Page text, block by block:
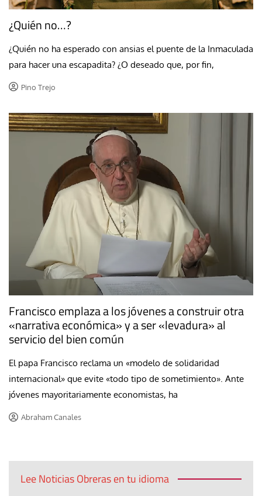
¿Quién no…?
¿Quién no ha esperado con ansias el puente de la Inmaculada
para hacer una escapadita? ¿O deseado que, por fin,
Pino Trejo
Francisco emplaza a los jóvenes a construir otra
«narrativa económica» y a ser «levadura» al
servicio del bien común
El papa Francisco reclama un «modelo de solidaridad
internacional» que evite «todo tipo de sometimiento». Ante
jóvenes mayoritariamente economistas, ha
Abraham Canales
Lee Noticias Obreras en tu idioma